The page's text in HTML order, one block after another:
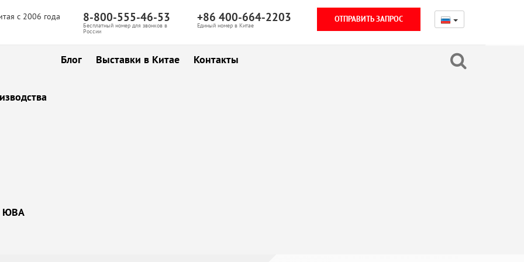
с 2006 года 8-800-555-46-53
Бесплатный номер для звонков в
России
+86 400-664-2203
Единый номер в Китае
ОТПРАВИТЬ ЗАПРОС
ЮВА
Блог Выставки в Китае Контакты